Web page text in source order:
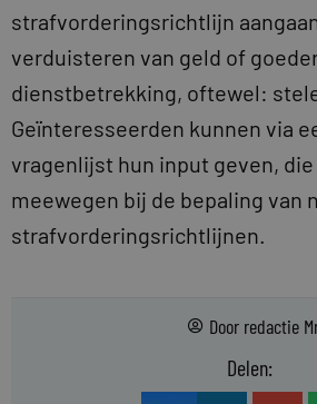
strafvorderingsrichtlijn
verduisteren van geld of
dienstbetrekking, oftewel:
Geïnteresseerden kunnen via
vragenlijst hun input geven, die
meewegen bij de bepaling van
strafvorderingsrichtlijnen.
Door redactie
Delen: